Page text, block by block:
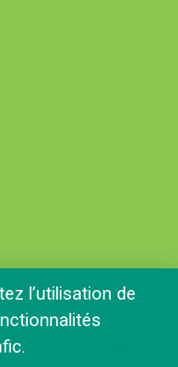
l’utilisation de